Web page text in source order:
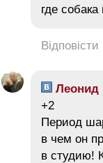
где
Відповісти
Леонид
+2
Период
в чем он
в студию!